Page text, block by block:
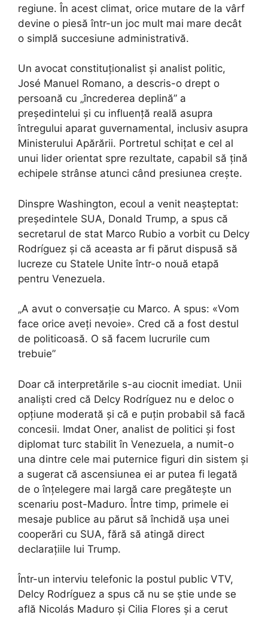
regiune. În acest climat, orice mutare de la vârf
devine o piesă într-un joc mult mai mare decât
o simplă succesiune administrativă.
Un avocat constituționalist și analist politic,
José Manuel Romano, a descris-o drept o
persoană cu „încrederea deplină” a
președintelui și cu influență reală asupra
întregului aparat guvernamental, inclusiv asupra
Ministerului Apărării. Portretul schițat e cel al
unui lider orientat spre rezultate, capabil să țină
echipele strânse atunci când presiunea crește.
Dinspre Washington, ecoul a venit neașteptat:
președintele SUA, Donald Trump, a spus că
secretarul de stat Marco Rubio a vorbit cu Delcy
Rodríguez și că aceasta ar fi părut dispusă să
lucreze cu Statele Unite într-o nouă etapă
pentru Venezuela.
„A avut o conversație cu Marco. A spus: «Vom
face orice aveți nevoie». Cred că a fost destul
de politicoasă. O să facem lucrurile cum
trebuie”
Doar că interpretările s-au ciocnit imediat. Unii
analiști cred că Delcy Rodríguez nu e deloc o
opțiune moderată și că e puțin probabil să facă
concesii. Imdat Oner, analist de politici și fost
diplomat turc stabilit în Venezuela, a numit-o
una dintre cele mai puternice figuri din sistem și
a sugerat că ascensiunea ei ar putea fi legată
de o înțelegere mai largă care pregătește un
scenariu post-Maduro. Între timp, primele ei
mesaje publice au părut să închidă ușa unei
cooperări cu SUA, fără să atingă direct
declarațiile lui Trump.
Într-un interviu telefonic la postul public VTV,
Delcy Rodríguez a spus că nu se știe unde se
află Nicolás Maduro și Cilia Flores și a cerut